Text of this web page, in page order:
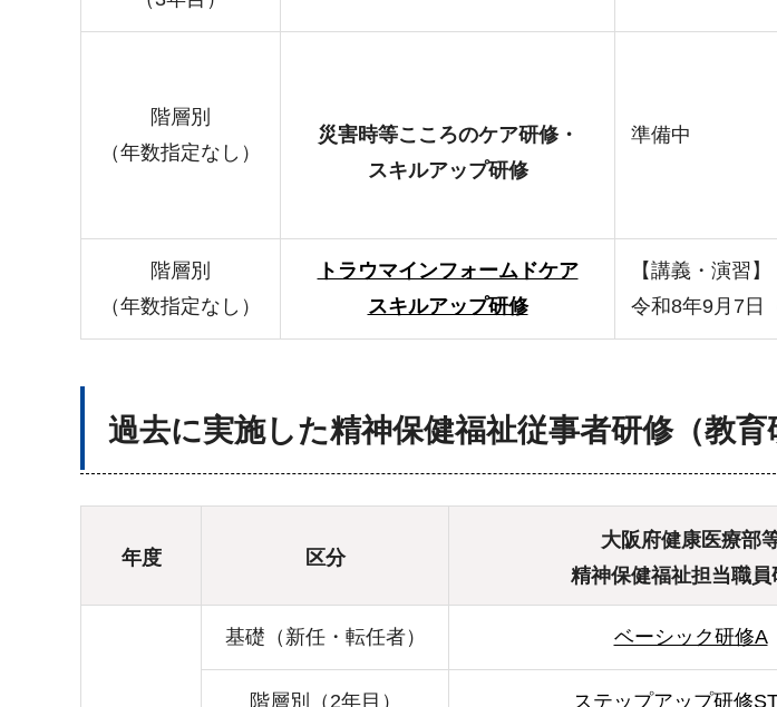
階層別
（年数指定なし）
災害時等こころのケア研修・
スキルアップ研修
準備中
階層別
（年数指定なし）
トラウマインフォームドケア
スキルアップ研修
【講義・演習】
令和8年9月7日
過去に実施した精神保健福祉従事者研修（教育
年度 区分
大阪府健康医療部
精神保健福祉担当職員
基礎（新任・転任者） ベーシック研修A
階層別（2年目） ステップアップ研修